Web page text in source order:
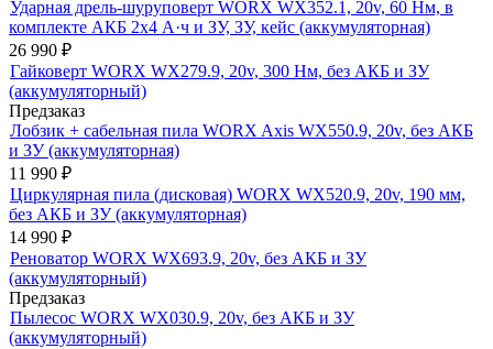
Ударная дрель-шуруповерт WORX WX352.1, 20v, 60 Нм, в
комплекте АКБ 2х4 А·ч и ЗУ, ЗУ, кейс (аккумуляторная)
26 990 ₽
Гайковерт WORX WX279.9, 20v, 300 Нм, без АКБ и ЗУ
(аккумуляторный)
Предзаказ
Лобзик + сабельная пила WORX Axis WX550.9, 20v, без АКБ
и ЗУ (аккумуляторная)
11 990 ₽
Циркулярная пила (дисковая) WORX WX520.9, 20v, 190 мм,
без АКБ и ЗУ (аккумуляторная)
14 990 ₽
Реноватор WORX WX693.9, 20v, без АКБ и ЗУ
(аккумуляторный)
Предзаказ
Пылесос WORX WX030.9, 20v, без АКБ и ЗУ
(аккумуляторный)